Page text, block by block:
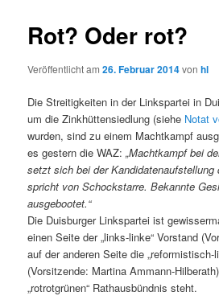
Rot? Oder rot?
Veröffentlicht am26. Februar 2014vonhl
Die Streitigkeiten in der Linkspartei in
um die Zinkhüttensiedlung (siehe Notat
wurden, sind zu einem Machtkampf
es gestern die WAZ:„Machtkampf bei
setzt sich bei der Kandidatenaufstellung
spricht von Schockstarre. Bekannte
ausgebootet.“
Die Duisburger Linkspartei ist
einen Seite der „links-linke“ Vorstand
auf der anderen Seite die „reformistisch-
(Vorsitzende: Martina Ammann-
„rotrotgrünen“ Rathausbündnis steht.